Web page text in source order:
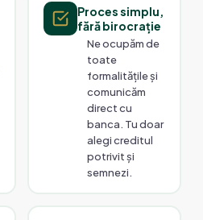
Proces simplu,
fără birocrație
Ne ocupăm de
toate
formalitățile și
comunicăm
direct cu
banca. Tu doar
alegi creditul
potrivit și
semnezi.